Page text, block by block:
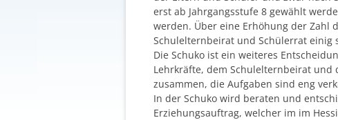
erst ab Jahrgangsstufe 8 gewählt
werden. Über eine Erhöhung der Zahl
Schulelternbeirat und Schülerrat einig
Die Schuko ist ein weiteres
Lehrkräfte, dem Schulelternbeirat
zusammen, die Aufgaben sind eng
In der Schuko wird beraten und
Erziehungsauftrag, welcher im im